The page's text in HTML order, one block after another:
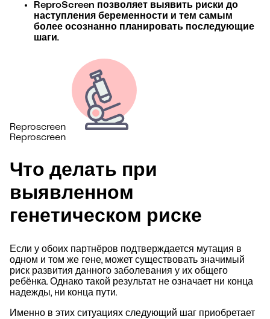
ReproScreen позволяет выявить риски до
наступления беременности и тем самым
более осознанно планировать последующие
шаги.
Reproscreen
Reproscreen
Что делать при
выявленном
генетическом риске
Если у обоих партнёров подтверждается мутация в
одном и том же гене, может существовать значимый
риск развития данного заболевания у их общего
ребёнка. Однако такой результат не означает ни конца
надежды, ни конца пути.
Именно в этих ситуациях следующий шаг приобретает